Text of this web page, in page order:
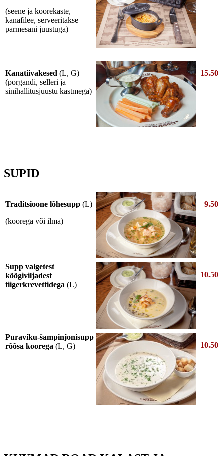
(seene ja koorekaste,
kanafilee, serveeritakse
parmesani juustuga)
Kanatiivakesed (L, G)
(porgandi, selleri ja
sinihallitusjuustu kastmega)
15.50
SUPID
Traditsioone lõhesupp (L)
(koorega või ilma)
9.50
Supp valgetest
köögiviljadest
tiigerkrevettidega (L)
10.50
Puraviku-šampinjonisupp
rõõsa koorega (L, G) 10.50